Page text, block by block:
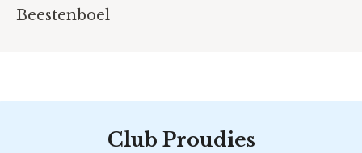
Beestenboel
Club Proudies